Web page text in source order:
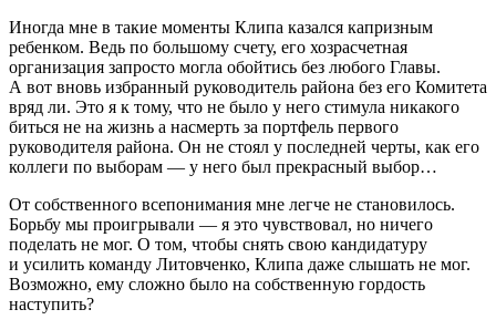
Иногда мне в такие моменты Клипа казался капризным
ребенком. Ведь по большому счету, его хозрасчетная
организация запросто могла обойтись без любого Главы.
А вот вновь избранный руководитель района без его Комитета
вряд ли. Это я к тому, что не было у него стимула никакого
биться не на жизнь а насмерть за портфель первого
руководителя района. Он не стоял у последней черты, как его
коллеги по выборам — у него был прекрасный выбор…
От собственного всепонимания мне легче не становилось.
Борьбу мы проигрывали — я это чувствовал, но ничего
поделать не мог. О том, чтобы снять свою кандидатуру
и усилить команду Литовченко, Клипа даже слышать не мог.
Возможно, ему сложно было на собственную гордость
наступить?